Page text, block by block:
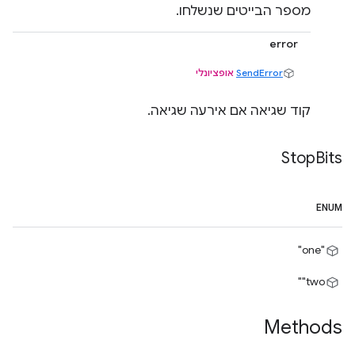
מספר הבייטים שנשלחו.
error
SendError אופציונלי
קוד שגיאה אם אירעה שגיאה.
StopBits
ENUM
"one"
‎"two"
Methods